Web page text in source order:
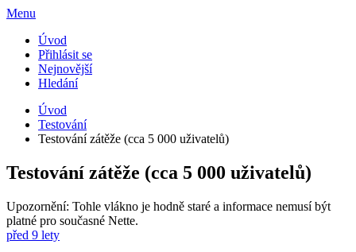
Menu
Úvod
Přihlásit se
Nejnovější
Hledání
Úvod
Testování
Testování zátěže (cca 5 000 uživatelů)
Testování zátěže (cca 5 000 uživatelů)
Upozornění: Tohle vlákno je hodně staré a informace nemusí být
platné pro současné Nette.
před 9 lety